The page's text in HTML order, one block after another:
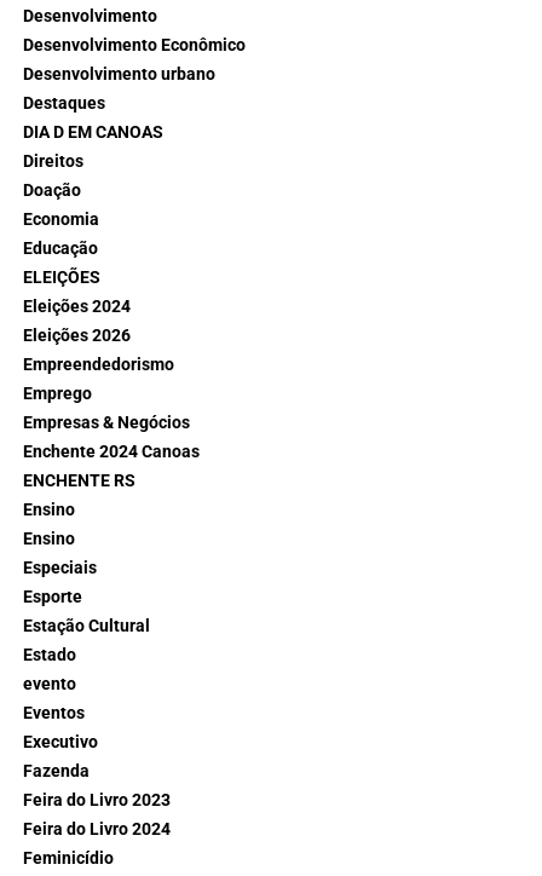
Desenvolvimento
Desenvolvimento Econômico
Desenvolvimento urbano
Destaques
DIA D EM CANOAS
Direitos
Doação
Economia
Educação
ELEIÇÕES
Eleições 2024
Eleições 2026
Empreendedorismo
Emprego
Empresas & Negócios
Enchente 2024 Canoas
ENCHENTE RS
Ensino
Ensino
Especiais
Esporte
Estação Cultural
Estado
evento
Eventos
Executivo
Fazenda
Feira do Livro 2023
Feira do Livro 2024
Feminicídio